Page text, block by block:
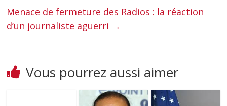
Menace de fermeture des Radios : la réaction
d’un journaliste aguerri →
Vous pourrez aussi aimer